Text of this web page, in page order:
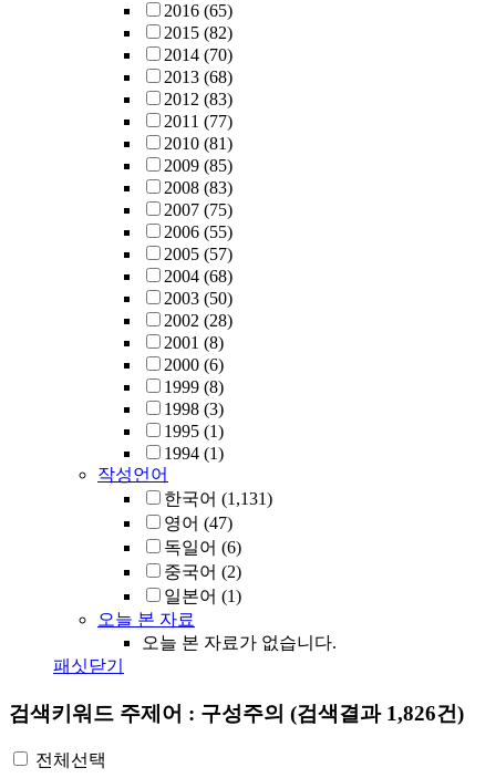
2016 (65)
2015 (82)
2014 (70)
2013 (68)
2012 (83)
2011 (77)
2010 (81)
2009 (85)
2008 (83)
2007 (75)
2006 (55)
2005 (57)
2004 (68)
2003 (50)
2002 (28)
2001 (8)
2000 (6)
1999 (8)
1998 (3)
1995 (1)
1994 (1)
작성언어
한국어 (1,131)
영어 (47)
독일어 (6)
중국어 (2)
일본어 (1)
오늘 본 자료
오늘 본 자료가 없습니다.
패싯닫기
검색키워드 주제어 : 구성주의 (검색결과 1,826건)
전체선택